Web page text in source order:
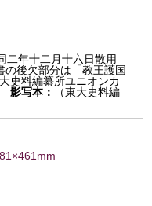
年十二月十六日散用
の後欠部分は「教王護国
大史料編纂所ユニオンカ
影写本：
（東大史料編